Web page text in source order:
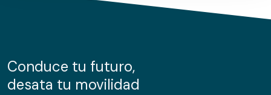
información sobre el uso que haga del sitio web con
nuestros partners de redes sociales, publicidad y análisis
Conduce tu futuro,
desata tu movilidad